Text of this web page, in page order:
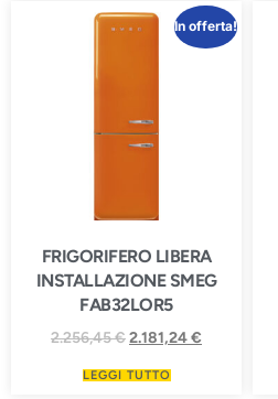
In offerta!
FRIGORIFERO LIBERA
INSTALLAZIONE SMEG
FAB32LOR5
2.256,45€2.181,24€
LEGGI TUTTO